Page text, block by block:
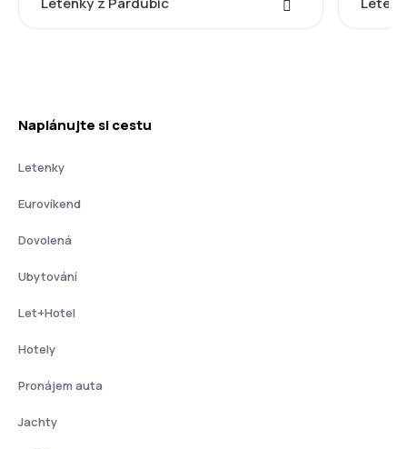
Naplánujte si cestu
Letenky
Eurovíkend
Dovolená
Ubytování
Let+Hotel
Hotely
Pronájem auta
Jachty